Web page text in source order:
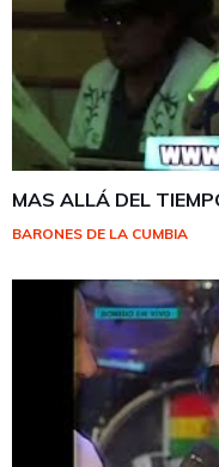
MAS ALLÁ DEL
BARONES DE LA CUMBIA